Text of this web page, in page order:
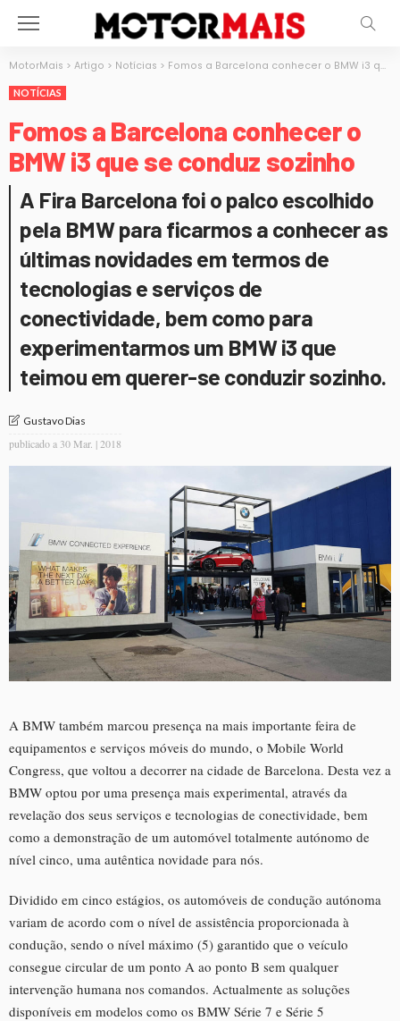
MotorMais > Artigo > Notícias > Fomos a Barcelona conhecer o BMW i3 que se conduz sozinho
NOTÍCIAS
Fomos a Barcelona conhecer o
BMW i3 que se conduz sozinho
A Fira Barcelona foi o palco escolhido
pela BMW para ficarmos a conhecer as
últimas novidades em termos de
tecnologias e serviços de
conectividade, bem como para
experimentarmos um BMW i3 que
teimou em querer-se conduzir sozinho.
Gustavo Dias
publicado a 30 Mar. | 2018
A BMW também marcou presença na mais importante feira de
equipamentos e serviços móveis do mundo, o Mobile World
Congress, que voltou a decorrer na cidade de Barcelona. Desta vez a
BMW optou por uma presença mais experimental, através da
revelação dos seus serviços e tecnologias de conectividade, bem
como a demonstração de um automóvel totalmente autónomo de
nível cinco, uma autêntica novidade para nós.
Dividido em cinco estágios, os automóveis de condução autónoma
variam de acordo com o nível de assistência proporcionada à
condução, sendo o nível máximo (5) garantido que o veículo
consegue circular de um ponto A ao ponto B sem qualquer
intervenção humana nos comandos. Actualmente as soluções
disponíveis em modelos como os BMW Série 7 e Série 5